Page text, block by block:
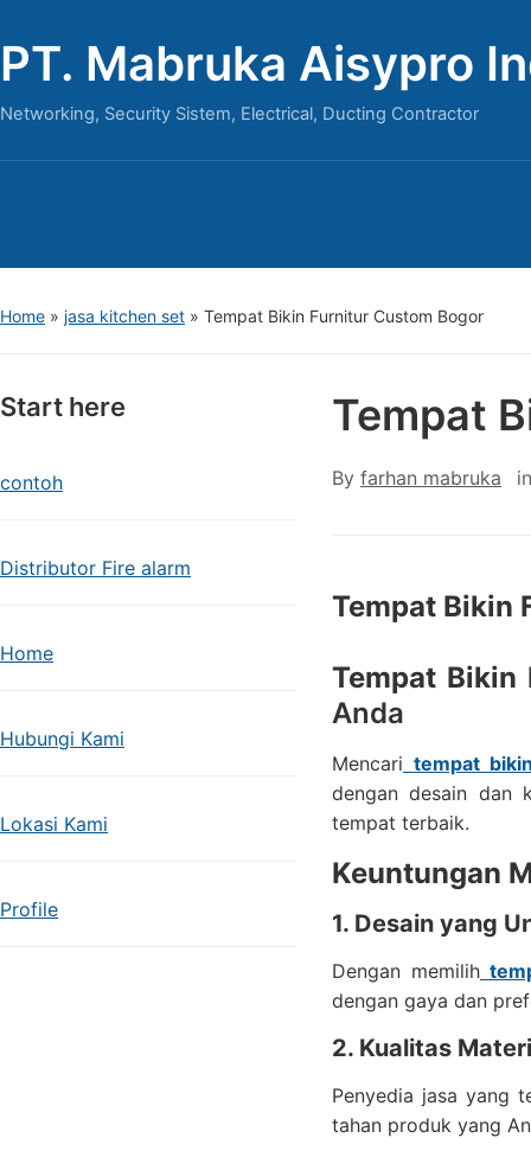
PT. Mabruka Aisypro
Networking, Security Sistem, Electrical, Ducting Contractor
Home » jasa kitchen set » Tempat Bikin Furnitur Custom Bogor
Start here
contoh
Distributor Fire alarm
Home
Hubungi Kami
Lokasi Kami
Profile
Tempat
By farhan mabruka
Tempat Bikin
Tempat Bikin
Anda
Mencari tempat
dengan desain dan
tempat terbaik.
Keuntungan
1. Desain yang
Dengan memilih
dengan gaya dan
2. Kualitas
Penyedia jasa yang
tahan produk yang